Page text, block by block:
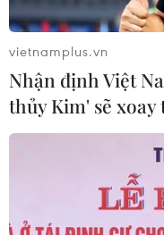
vietnamplus.vn
Nhận định Việt
thủy Kim' sẽ